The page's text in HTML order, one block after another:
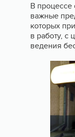
В
важные
которых
в работу, с
ведения